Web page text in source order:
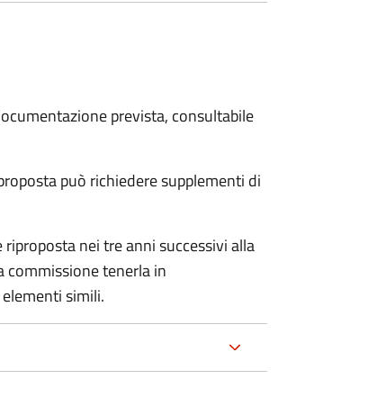
prevista, consultabile
può richiedere supplementi di
nei tre anni successivi alla
commissione tenerla in
simili.